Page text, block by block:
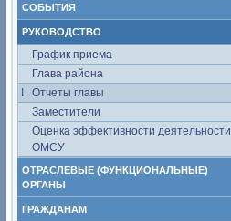
СОБЫТИЯ
РУКОВОДСТВО
График приема
Глава района
Отчеты главы
Заместители
Оценка эффективности деятельности
ОМСУ
ОТРАСЛЕВЫЕ (ФУНКЦИОНАЛЬНЫЕ)
ОРГАНЫ
ГРАЖДАНАМ